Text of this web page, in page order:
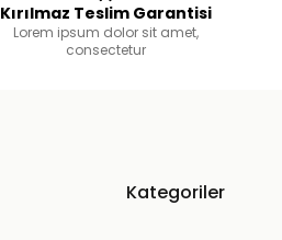
Kırılmaz Teslim Garantisi
Lorem ipsum dolor sit amet,
consectetur
Kategoriler